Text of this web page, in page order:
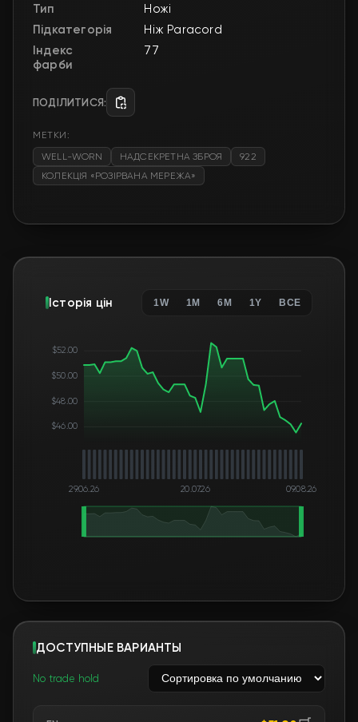
Тип
Ножі
Підкатегорія
Ніж Paracord
Індекс
фарби
77
ПОДІЛИТИСЯ:
МЕТКИ:
WELL-WORN
НАДСЕКРЕТНА ЗБРОЯ
922
КОЛЕКЦІЯ «РОЗІРВАНА МЕРЕЖА»
Історія цін 1W 1M 6M 1Y ВСЕ
$46.00
$48.00
$50.00
$52.00
29.06.26 20.07.26 09.08.26
ДОСТУПНЫЕ ВАРИАНТЫ
No trade hold